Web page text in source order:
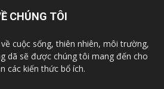
CHÚNG TÔI
cuộc sống, thiên nhiên, môi trường,
dã sẽ được chúng tôi mang đến cho
các kiến thức bổ ích.